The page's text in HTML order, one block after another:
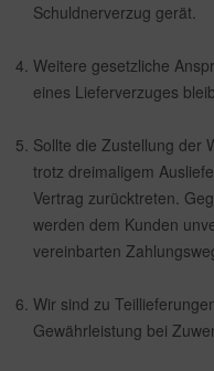
Schuldnerverzug gerät.
Weitere gesetzliche
eines Lieferverzuges
Sollte die Zustellung der
trotz dreimaligem
Vertrag zurücktreten.
werden dem Kunden
vereinbarten
Wir sind zu
Gewährleistung bei